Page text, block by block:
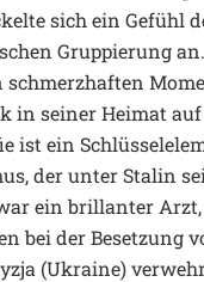
sich ein Gefühl
Gruppierung
in seiner Heimat auf
ist ein
der unter Stalin
ein brillanter
bei der Besetzung
(Ukraine)